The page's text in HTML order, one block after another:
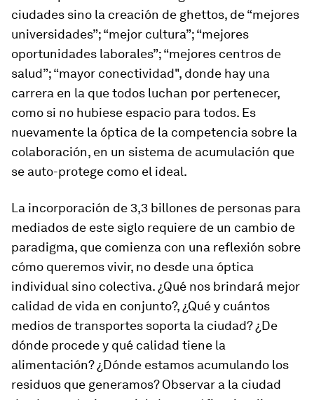
ciudades sino la creación de ghettos, de “mejores
universidades”; “mejor cultura”; “mejores
oportunidades laborales”; “mejores centros de
salud”; “mayor conectividad", donde hay una
carrera en la que todos luchan por pertenecer,
como si no hubiese espacio para todos. Es
nuevamente la óptica de la competencia sobre la
colaboración, en un sistema de acumulación que
se auto-protege como el ideal.
La incorporación de 3,3 billones de personas para
mediados de este siglo requiere de un cambio de
paradigma, que comienza con una reflexión sobre
cómo queremos vivir, no desde una óptica
individual sino colectiva. ¿Qué nos brindará mejor
calidad de vida en conjunto?, ¿Qué y cuántos
medios de transportes soporta la ciudad? ¿De
dónde procede y qué calidad tiene la
alimentación? ¿Dónde estamos acumulando los
residuos que generamos? Observar a la ciudad